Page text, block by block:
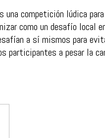
competición lúdica
como un desafío
a sí mismos para
participantes a pesar la